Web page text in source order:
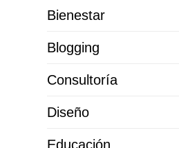
Bienestar
Blogging
Consultoría
Diseño
Educación